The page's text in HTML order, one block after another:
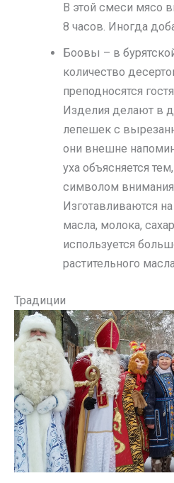
В этой смеси мясо
8 часов. Иногда
Боовы – в
количество
преподносятся
Изделия делают в
лепешек с
они внешне
уха объясняется
символом
Изготавливаются
масла, молока,
используется
растительного
Традиции